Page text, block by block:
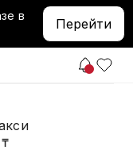
в
Перейти
₸